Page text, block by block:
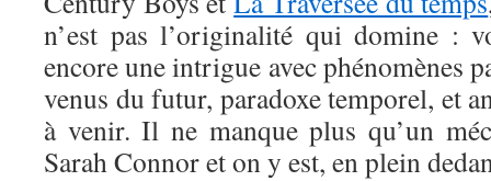
n’est pas l’originalité qui domine :
encore une intrigue avec phénomènes
venus du futur, paradoxe temporel, et
à venir. Il ne manque plus qu’un
Sarah Connor et on y est, en plein